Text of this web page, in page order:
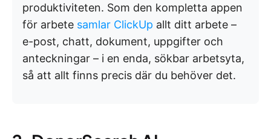
produktiviteten. Som den kompletta appen
för arbete samlar ClickUp allt ditt arbete –
e-post, chatt, dokument, uppgifter och
anteckningar – i en enda, sökbar arbetsyta,
så att allt finns precis där du behöver det.